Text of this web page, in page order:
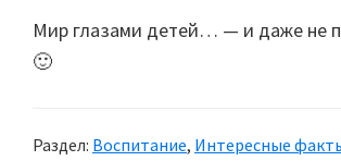
Мир глазами детей… — и даже не
🙂
Раздел: Воспитание, Интересные